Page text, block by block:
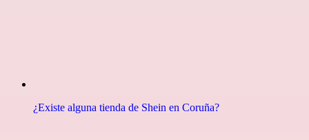
¿Existe alguna tienda de Shein en Coruña?